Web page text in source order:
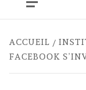
Menu
ACCUEIL
FACEBOOK